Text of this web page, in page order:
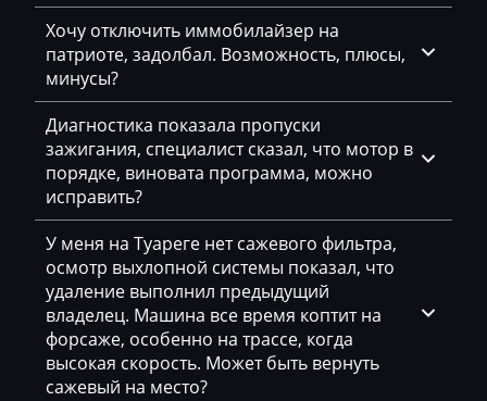
Comacchio
Cupra
Dacia
Daewoo
DAF
Daihatsu
Dammann
Derways
Deutz
Dewulf
Simos 3xx
Simos 6xx
Simos 7xx
Simos 8xx
4E0907560_0261208150_366482
4E0907560_0261208150_368094
4E0907560_0261208493_368674
4E0907560_0261208494_368675
4E0907560_0261208495_368676
4E0907560_0261208496_368677
4E0907560_0261208497_368683
4E0907560_0261208773_374309
Хочу отключить иммобилайзер на
патриоте, задолбал. Возможность, плюсы,
минусы?
Диагностика показала пропуски
зажигания, специалист сказал, что мотор в
порядке, виновата программа, можно
исправить?
У меня на Туареге нет сажевого фильтра,
осмотр выхлопной системы показал, что
удаление выполнил предыдущий
владелец. Машина все время коптит на
форсаже, особенно на трассе, когда
высокая скорость. Может быть вернуть
сажевый на место?